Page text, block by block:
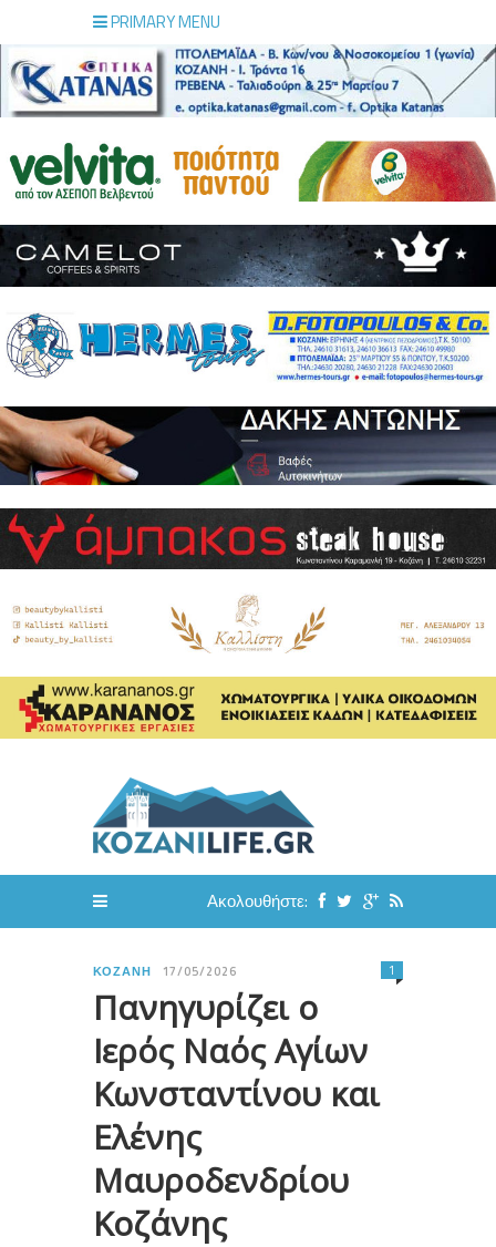
PRIMARY MENU
Ακολουθήστε:
ΚΟΖΆΝΗ 17/05/2026
Πανηγυρίζει ο
Ιερός Ναός Αγίων
Κωνσταντίνου και
Ελένης
Μαυροδενδρίου
Κοζάνης
1